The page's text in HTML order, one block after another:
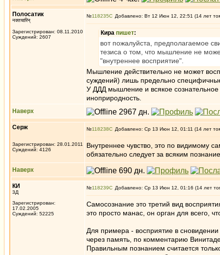
Полосатик
नक्तचारिन्
Зарегистрирован: 08.11.2010
Суждений: 2607
№118235 Добавлено: Вт 12 Июн 12, 22:51 (14 лет
Кира пишет:
вот пожалуйста, предполагаемое
тезиса о том, что мышление не
"внутреннее восприятие".
Мышление действительно не может
суждений) лишь предельно
У ДДД мышление и всякое
иноприродность.
Наверх
Серж
Зарегистрирован: 28.01.2011
Суждений: 4126
№118238 Добавлено: Ср 13 Июн 12, 01:11 (14 лет
Внутреннее чувство, это по видимому
обязательно следует за всяким
Наверх
КИ
3Д
Зарегистрирован:
17.02.2005
Суждений: 52225
№118239 Добавлено: Ср 13 Июн 12, 01:16 (14 лет
Самосознание это третий вид
это просто манас, он орган для всего,
Для примера - восприятие в
через память, по комментарию
Правильным познанием считается